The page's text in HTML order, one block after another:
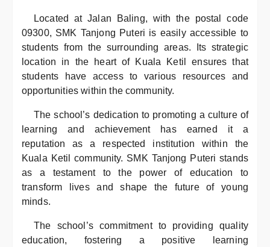
Located at Jalan Baling, with the postal code
09300, SMK Tanjong Puteri is easily accessible to
students from the surrounding areas. Its strategic
location in the heart of Kuala Ketil ensures that
students have access to various resources and
opportunities within the community.
The school’s dedication to promoting a culture of
learning and achievement has earned it a
reputation as a respected institution within the
Kuala Ketil community. SMK Tanjong Puteri stands
as a testament to the power of education to
transform lives and shape the future of young
minds.
The school’s commitment to providing quality
education, fostering a positive learning